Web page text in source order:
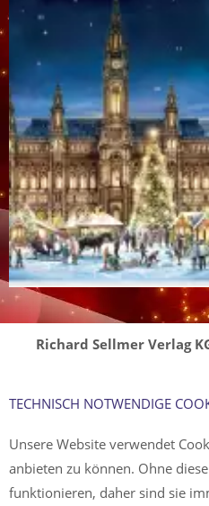
Richard Sellmer Verlag
TECHNISCH NOTWENDIGE
Unsere Website verwendet
anbieten zu können. Ohne
funktionieren, daher sind sie